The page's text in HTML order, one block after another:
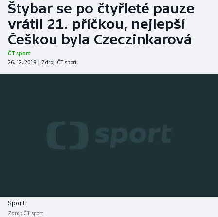
Cyklistika
DALŠÍ SPORTY
Americký fotbal
Curling
NEPŘEHLÉDNĚTE
Štybar se po čtyřleté pauze
vrátil 21. příčkou, nejlepší
Češkou byla Czeczinkarová
ČT sport
26. 12. 2018 | Zdroj: ČT sport
Sport
Zdroj: ČT sport